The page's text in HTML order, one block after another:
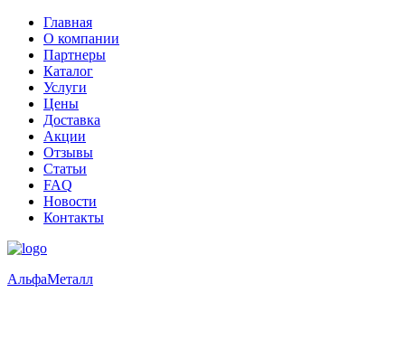
Главная
О компании
Партнеры
Каталог
Услуги
Цены
Доставка
Акции
Отзывы
Статьи
FAQ
Новости
Контакты
АльфаМеталл